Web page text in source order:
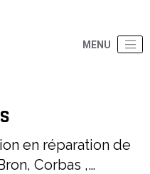
en réparation de
Corbas ,…